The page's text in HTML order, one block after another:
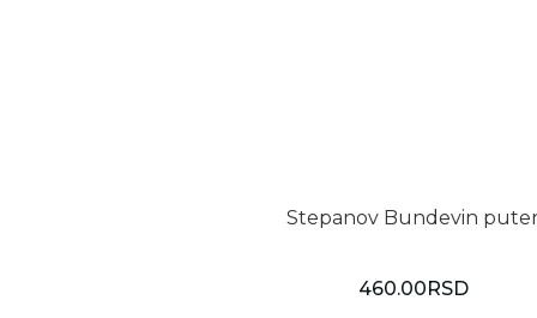
Stepanov Bundevin
460.00RSD